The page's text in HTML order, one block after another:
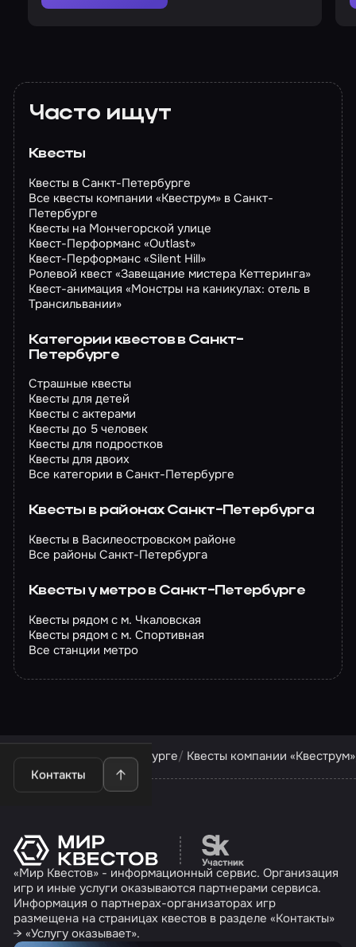
Часто ищут
Квесты
Квесты в Санкт-Петербурге
Все квесты компании «Квеструм» в Санкт-
Петербурге
Квесты на Мончегорской улице
Квест-Перформанс «Outlast»
Квест-Перформанс «Silent Hill»
Ролевой квест «Завещание мистера Кеттеринга»
Квест-анимация «Монстры на каникулах: отель в
Трансильвании»
Категории квестов в Санкт-
Петербурге
Страшные квесты
Квесты для детей
Квесты с актерами
Квесты до 5 человек
Квесты для подростков
Квесты для двоих
Все категории в Санкт-Петербурге
Квесты в районах Санкт-Петербурга
Квесты в Василеостровском районе
Все районы Санкт-Петербурга
Квесты у метро в Санкт-Петербурге
Квесты рядом с м. Чкаловская
Квесты рядом с м. Спортивная
Все станции метро
Контакты
Квесты в Санкт-Петербурге Квесты компании «Квеструм»
Перейти на сайт
«Мир Квестов» - информационный сервис. Организация
игр и иные услуги оказываются партнерами сервиса.
Информация о партнерах-организаторах игр
размещена на страницах квестов в разделе «Контакты»
→ «Услугу оказывает».